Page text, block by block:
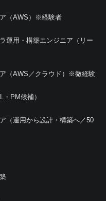
ア（AWS）※経験者
運用・構築エンジニア（リー
（AWS／クラウド）※微経験
PM候補）
（運用から設計・構築へ／50